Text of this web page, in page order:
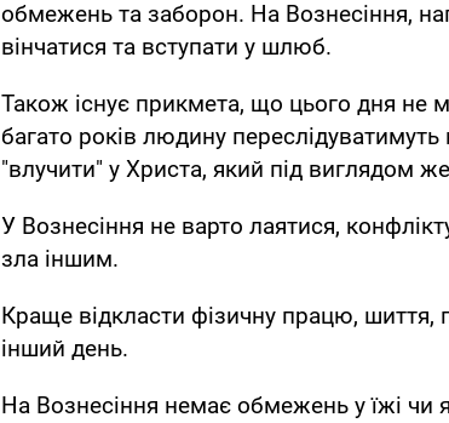
обмежень та заборон. На Вознесіння,
вінчатися та вступати у шлюб.
Також існує прикмета, що цього дня
багато років людину
"влучити" у Христа, який під виглядом
У Вознесіння не варто лаятися,
зла іншим.
Краще відкласти фізичну працю, шиття,
інший день.
На Вознесіння немає обмежень у їжі чи